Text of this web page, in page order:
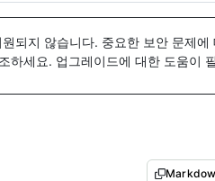
되지 않습니다. 중요한 보안 문제
하세요. 업그레이드에 대한 도움이